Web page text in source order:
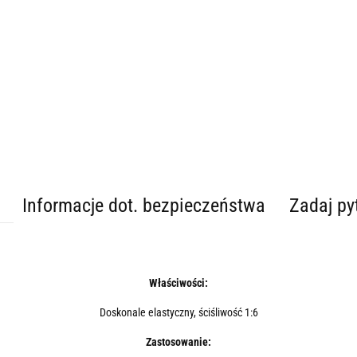
Informacje dot. bezpieczeństwa Zadaj
Właściwości:
Doskonale elastyczny, ściśliwość 1:6
Zastosowanie: